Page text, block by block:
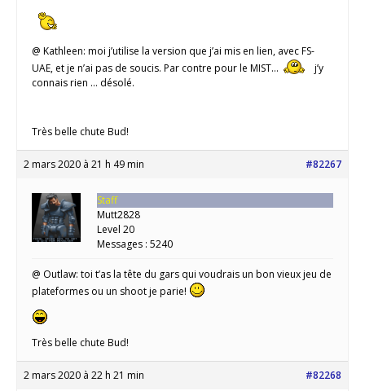
@ Kathleen: moi j’utilise la version que j’ai mis en lien, avec FS-
UAE, et je n’ai pas de soucis. Par contre pour le MIST…
j’y
connais rien … désolé.
Très belle chute Bud!
2 mars 2020 à 21 h 49 min #82267
Staff
Mutt2828
Level 20
Messages : 5240
@ Outlaw: toi t’as la tête du gars qui voudrais un bon vieux jeu de
plateformes ou un shoot je parie!
Très belle chute Bud!
2 mars 2020 à 22 h 21 min #82268